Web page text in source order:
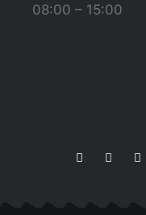
08:00 – 15:00